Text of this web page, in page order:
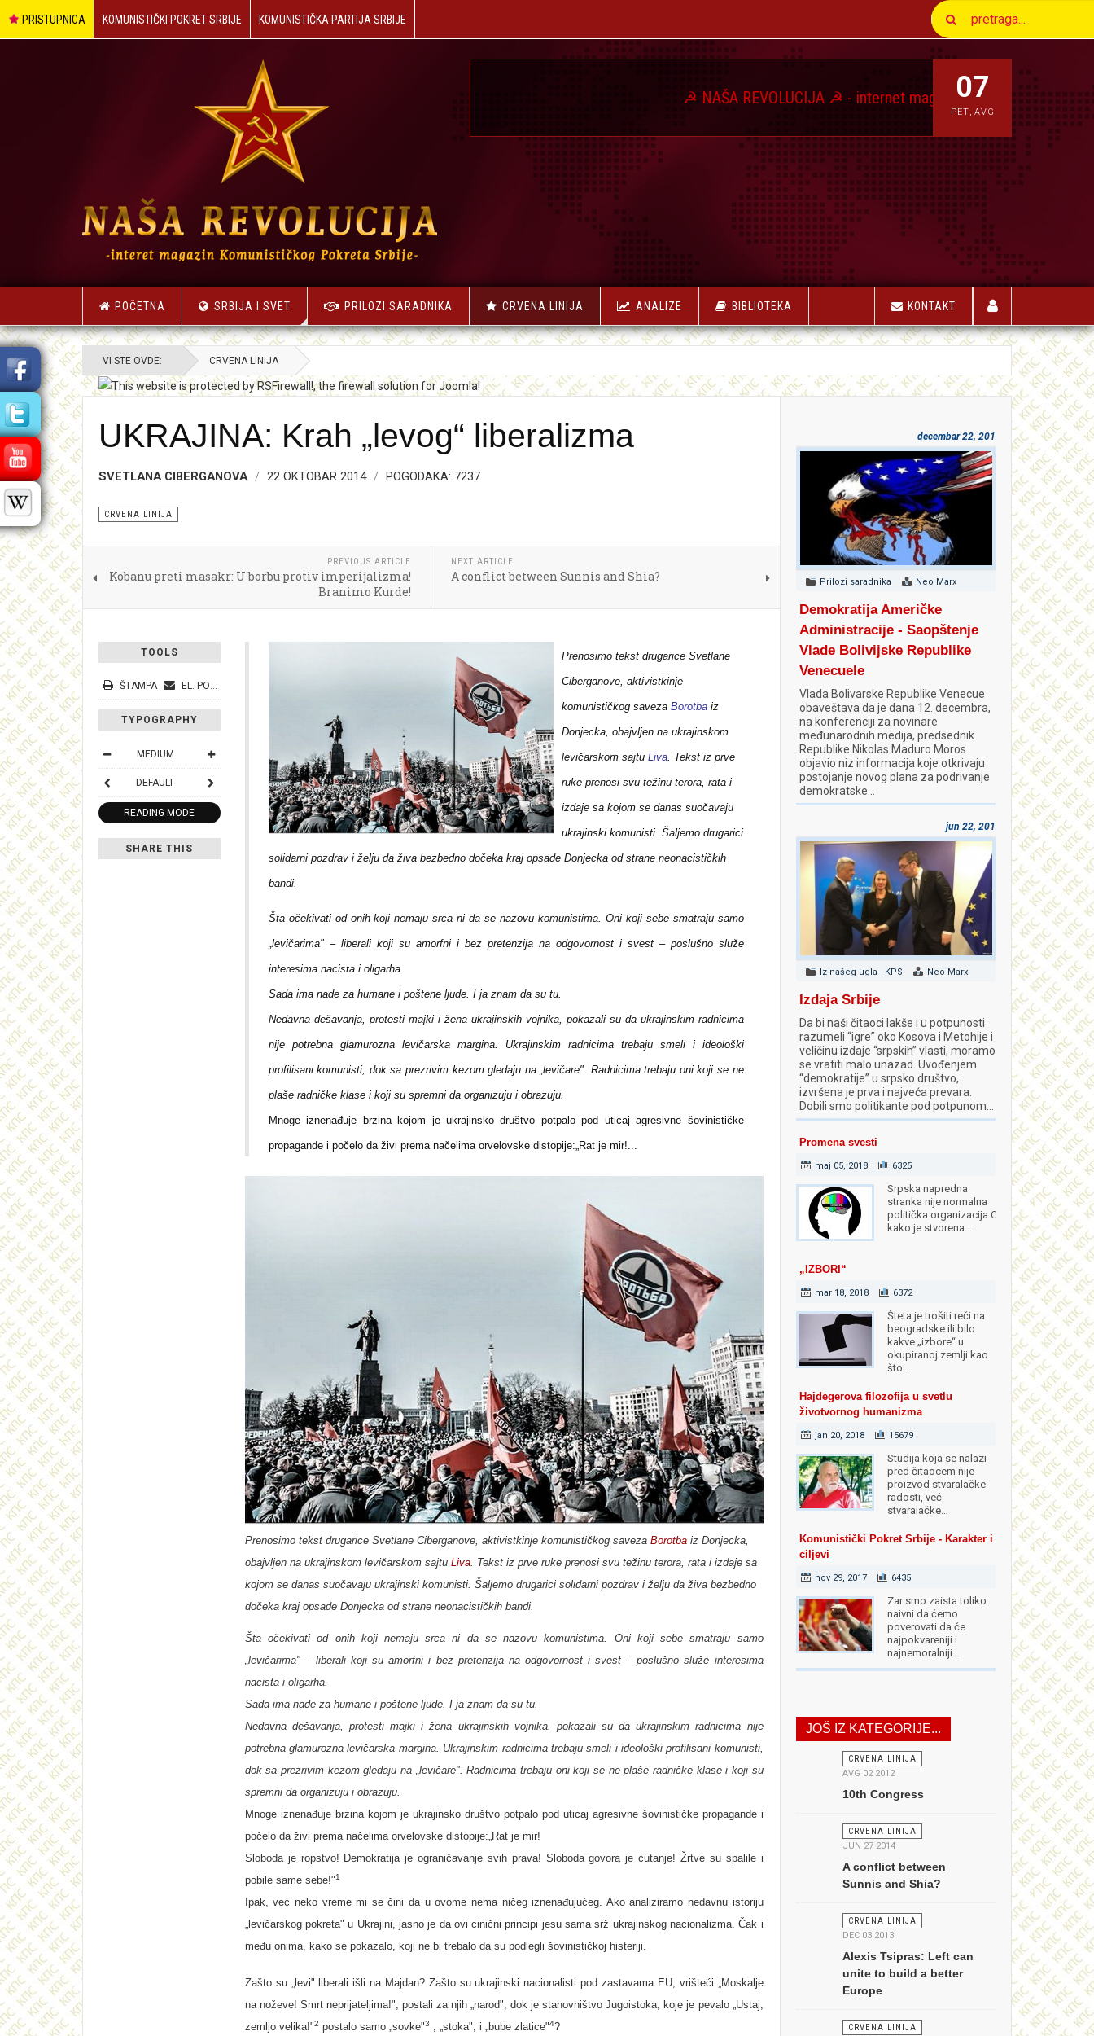
PRISTUPNICA KOMUNISTIČKI POKRET SRBIJE KOMUNISTIČKA PARTIJA SRBIJE
NAŠA REVOLUCIJA ☭ - internet magazin Komunističkog Pokreta Srbije
07
PET,AVG
POČETNA SRBIJA I SVET PRILOZI SARADNIKA CRVENA LINIJA ANALIZE BIBLIOTEKA KONTAKT
VI STE OVDE: CRVENA LINIJA
UKRAJINA: Krah „levog“ liberalizma
SVETLANA CIBERGANOVA 22 OKTOBAR 2014 POGODAKA: 7237
CRVENA LINIJA
PREVIOUS ARTICLE
Kobanu preti masakr: U borbu protiv imperijalizma!
Branimo Kurde!
NEXT ARTICLE
A conflict between Sunnis and Shia?
TOOLS
ŠTAMPA EL. POŠTA
TYPOGRAPHY
MEDIUM
DEFAULT
READING MODE
SHARE THIS
Prenosimo tekst drugarice Svetlane
Ciberganove, aktivistkinje
komunističkog saveza Borotbaiz
Donjecka, obajvlјen na ukrajinskom
levičarskom sajtu Liva. Tekst iz prve
ruke prenosi svu težinu terora, rata i
izdaje sa kojom se danas suočavaju
ukrajinski komunisti. Šalјemo drugarici
solidarni pozdrav i želјu da živa bezbedno dočeka kraj opsade Donjecka od strane neonacističkih
bandi.
Šta očekivati od onih koji nemaju srca ni da se nazovu komunistima. Oni koji sebe smatraju samo
„levičarima" – liberali koji su amorfni i bez pretenzija na odgovornost i svest – poslušno služe
interesima nacista i oligarha.
Sada ima nade za humane i poštene lјude. I ja znam da su tu.
Nedavna dešavanja, protesti majki i žena ukrajinskih vojnika, pokazali su da ukrajinskim radnicima
nije potrebna glamurozna levičarska margina. Ukrajinskim radnicima trebaju smeli i ideološki
profilisani komunisti, dok sa prezrivim kezom gledaju na „levičare". Radnicima trebaju oni koji se ne
plaše radničke klase i koji su spremni da organizuju i obrazuju.
Mnoge iznenađuje brzina kojom je ukrajinsko društvo potpalo pod uticaj agresivne šovinističke
propagande i počelo da živi prema načelima orvelovske distopije:„Rat je mir!...
Prenosimo tekst drugarice Svetlane Ciberganove, aktivistkinje komunističkog saveza Borotbaiz Donjecka,
obajvlјen na ukrajinskom levičarskom sajtu Liva. Tekst iz prve ruke prenosi svu težinu terora, rata i izdaje sa
kojom se danas suočavaju ukrajinski komunisti. Šalјemo drugarici solidarni pozdrav i želјu da živa bezbedno
dočeka kraj opsade Donjecka od strane neonacističkih bandi.
Šta očekivati od onih koji nemaju srca ni da se nazovu komunistima. Oni koji sebe smatraju samo
„levičarima" – liberali koji su amorfni i bez pretenzija na odgovornost i svest – poslušno služe interesima
nacista i oligarha.
Sada ima nade za humane i poštene lјude. I ja znam da su tu.
Nedavna dešavanja, protesti majki i žena ukrajinskih vojnika, pokazali su da ukrajinskim radnicima nije
potrebna glamurozna levičarska margina. Ukrajinskim radnicima trebaju smeli i ideološki profilisani komunisti,
dok sa prezrivim kezom gledaju na „levičare". Radnicima trebaju oni koji se ne plaše radničke klase i koji su
spremni da organizuju i obrazuju.
Mnoge iznenađuje brzina kojom je ukrajinsko društvo potpalo pod uticaj agresivne šovinističke propagande i
počelo da živi prema načelima orvelovske distopije:„Rat je mir!
Sloboda je ropstvo! Demokratija je ograničavanje svih prava! Sloboda govora je ćutanje! Žrtve su spalile i
pobile same sebe!"1
Ipak, već neko vreme mi se čini da u ovome nema ničeg iznenađujućeg. Ako analiziramo nedavnu istoriju
„levičarskog pokreta" u Ukrajini, jasno je da ovi cinični principi jesu sama srž ukrajinskog nacionalizma. Čak i
među onima, kako se pokazalo, koji ne bi trebalo da su podlegli šovinističkoj histeriji.
Zašto su „levi" liberali išli na Majdan? Zašto su ukrajinski nacionalisti pod zastavama EU, vrišteći „Moskalјe
na noževe! Smrt neprijatelјima!", postali za njih „narod", dok je stanovništvo Jugoistoka, koje je pevalo „Ustaj,
zemlјo velika!"2 postalo samo „sovke"3 , „stoka", i „bube zlatice"4?
decembar 22, 2018
Prilozi saradnika Neo Marx
Demokratija Američke
Administracije - Saopštenje
Vlade Bolivijske Republike
Venecuele
Vlada Bolivarske Republike Venecue
obaveštava da je dana 12. decembra,
na konferenciji za novinare
međunarodnih medija, predsednik
Republike Nikolas Maduro Moros
objavio niz informacija koje otkrivaju
postojanje novog plana za podrivanje
demokratske…
jun 22, 2018
Iz našeg ugla - KPS Neo Marx
Izdaja Srbije
Da bi naši čitaoci lakše i u potpunosti
razumeli “igre” oko Kosova i Metohije i
veličinu izdaje “srpskih” vlasti, moramo
se vratiti malo unazad. Uvođenjem
“demokratije” u srpsko društvo,
izvršena je prva i najveća prevara.
Dobili smo politikante pod potpunom…
Promena svesti
maj 05, 2018 6325
Srpska napredna
stranka nije normalna
politička organizacija.Od
kako je stvorena…
„IZBORI“
mar 18, 2018 6372
Šteta je trošiti reči na
beogradske ili bilo
kakve „izbore“ u
okupiranoj zemlji kao
što…
Hajdegerova filozofija u svetlu
životvornog humanizma
jan 20, 2018 15679
Studija koja se nalazi
pred čitaocem nije
proizvod stvaralačke
radosti, već
stvaralačke…
Komunistički Pokret Srbije - Karakter i
ciljevi
nov 29, 2017 6435
Zar smo zaista toliko
naivni da ćemo
poverovati da će
najpokvareniji i
najnemoralniji…
JOŠ IZ KATEGORIJE...
CRVENA LINIJA
AVG 02 2012
10th Congress
CRVENA LINIJA
JUN 27 2014
A conflict between
Sunnis and Shia?
CRVENA LINIJA
DEC 03 2013
Alexis Tsipras: Left can
unite to build a better
Europe
CRVENA LINIJA